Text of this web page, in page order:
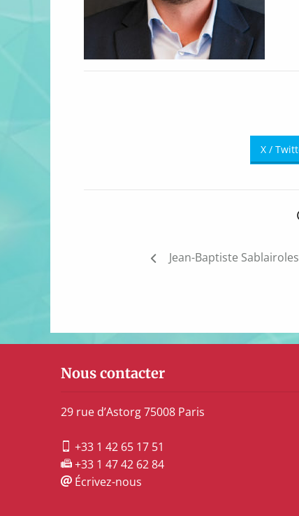
X /
NavigationJean-Baptiste Sablairoles
Nous contacter
29 rue d’Astorg 75008 Paris
+33 1 42 65 17 51
+33 1 47 42 62 84
Écrivez-nous